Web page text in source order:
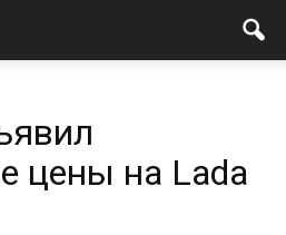
цены на Lada